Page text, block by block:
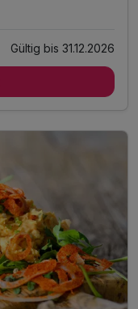
Gültig bis 31.12.2026